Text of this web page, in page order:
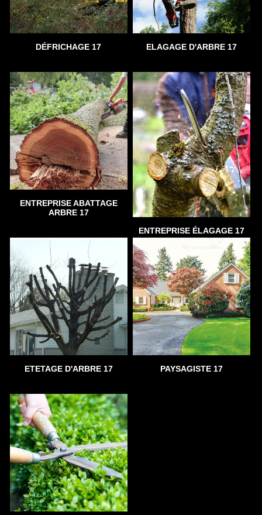
DÉFRICHAGE 17 ELAGAGE D'ARBRE 17
ENTREPRISE ABATTAGE
ARBRE 17
ENTREPRISE ÉLAGAGE 17
ETETAGE D'ARBRE 17 PAYSAGISTE 17